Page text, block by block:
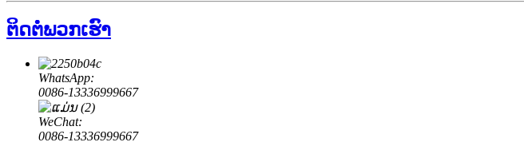
ຕິດ​ຕໍ່​ພວກ​ເຮົາ
WhatsApp:
0086-13336999667
WeChat:
0086-13336999667